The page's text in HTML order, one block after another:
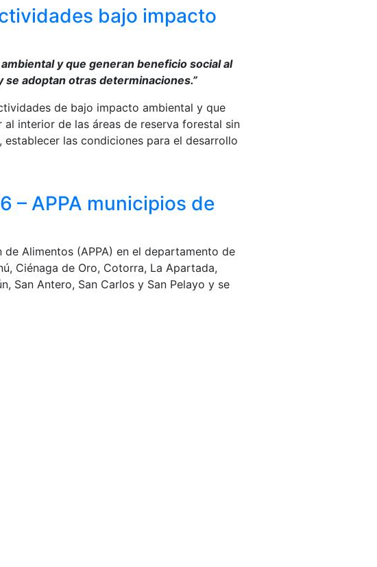
bajo impacto
y que generan beneficio social al
adoptan otras determinaciones.”
de bajo impacto ambiental y que
interior de las áreas de reserva forestal sin
las condiciones para el desarrollo
– APPA municipios de
Alimentos (APPA) en el departamento de
Ciénaga de Oro, Cotorra, La Apartada,
San Antero, San Carlos y San Pelayo y se